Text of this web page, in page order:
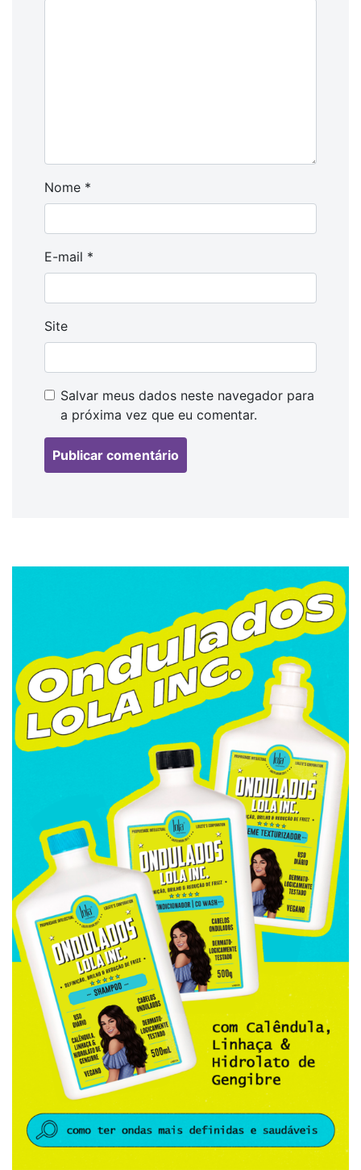
Nome *
E-mail *
Site
Salvar meus dados neste navegador para
a próxima vez que eu comentar.